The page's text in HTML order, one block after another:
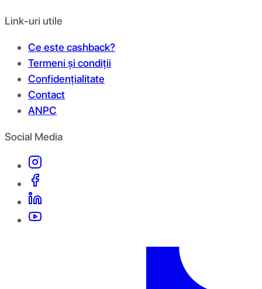
Link-uri utile
Ce este cashback?
Termeni și condiții
Confidențialitate
Contact
ANPC
Social Media